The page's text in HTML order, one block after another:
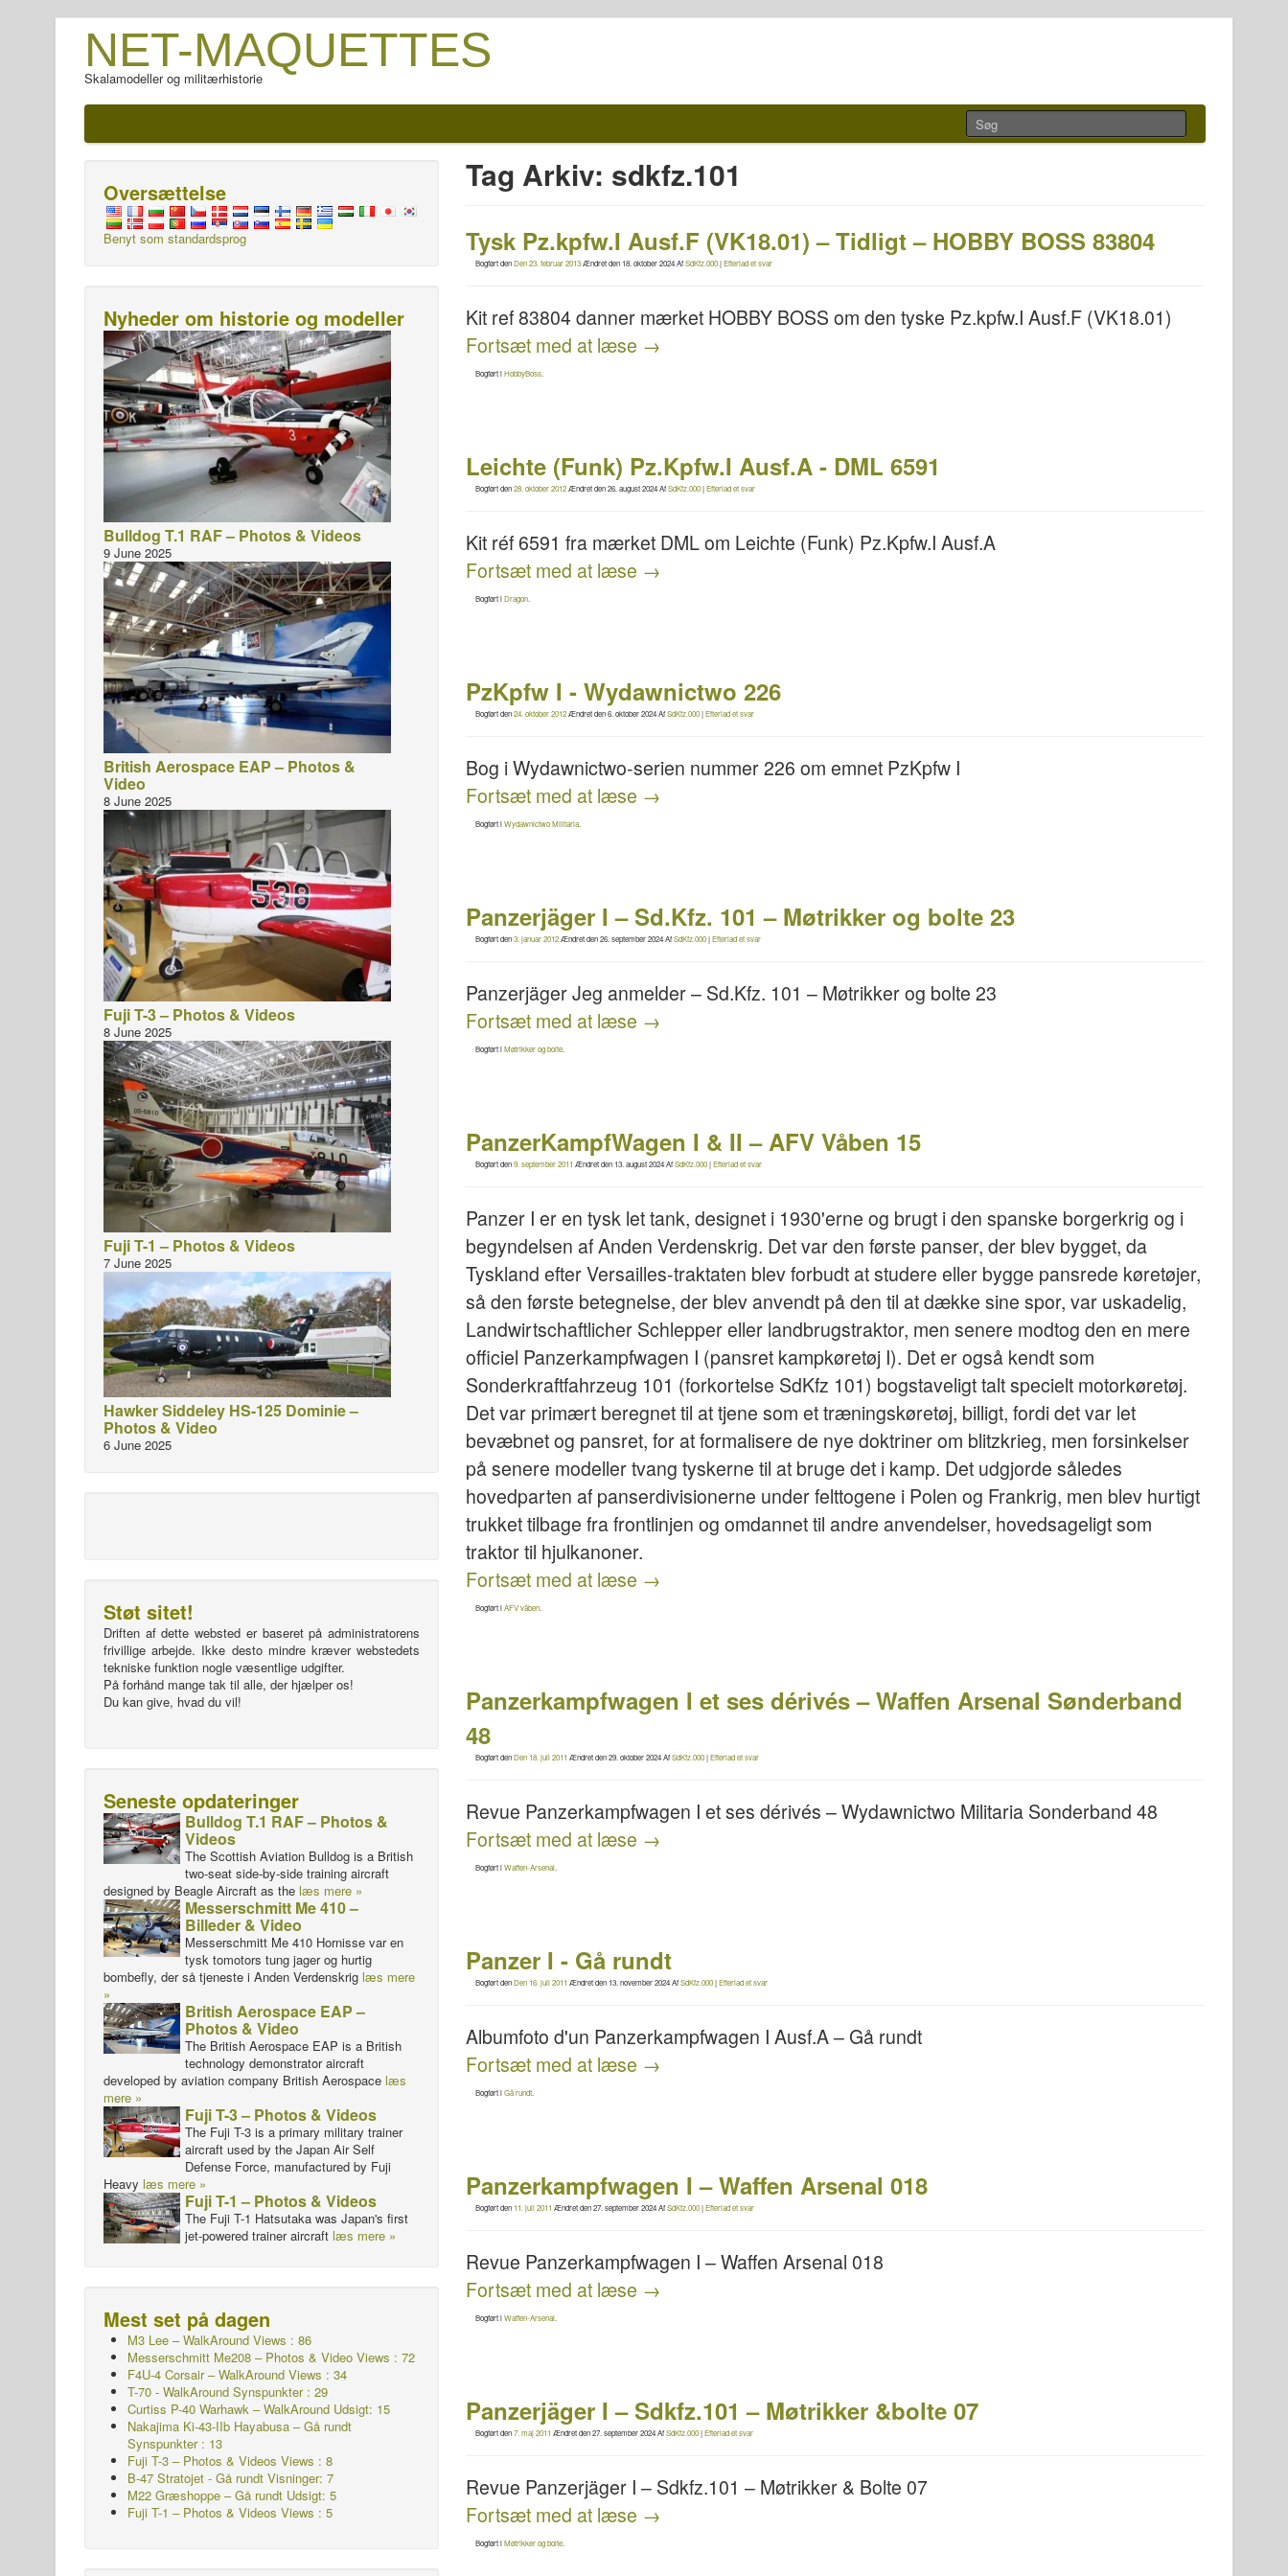
NET-MAQUETTES
Skalamodeller og militærhistorie
Tag Arkiv: sdkfz.101
Tysk Pz.kpfw.I Ausf.F (VK18.01) – Tidligt – HOBBY BOSS 83804
Bogført denDen 23. februar 2013Ændret den 18. oktober 2024AfSdKfz.000|Efterlad et svar
Kit ref 83804 danner mærket HOBBY BOSS om den tyske Pz.kpfw.I Ausf.F (VK18.01)
Fortsæt med at læse →
Bogført iHobbyBoss
Leichte (Funk) Pz.Kpfw.I Ausf.A - DML 6591
Bogført den28. oktober 2012Ændret den26. august 2024AfSdKfz.000|Efterlad et svar
Kit réf 6591 fra mærket DML om Leichte (Funk) Pz.Kpfw.I Ausf.A
Fortsæt med at læse →
Bogført iDragon
PzKpfw I - Wydawnictwo 226
Bogført den24. oktober 2012Ændret den6. oktober 2024AfSdKfz.000|Efterlad et svar
Bog i Wydawnictwo-serien nummer 226 om emnet PzKpfw I
Fortsæt med at læse →
Bogført iWydawnictwo Militaria
Panzerjäger I – Sd.Kfz. 101 – Møtrikker og bolte 23
Bogført den3. januar 2012Ændret den26. september 2024AfSdKfz.000|Efterlad et svar
Panzerjäger Jeg anmelder – Sd.Kfz. 101 – Møtrikker og bolte 23
Fortsæt med at læse →
Bogført iMøtrikker og bolte
PanzerKampfWagen I & II – AFV Våben 15
Bogført den9. september 2011 Ændret den 13. august 2024AfSdKfz.000|Efterlad et svar
Panzer I er en tysk let tank, designet i 1930'erne og brugt i den spanske borgerkrig og i
begyndelsen af Anden Verdenskrig. Det var den første panser, der blev bygget, da
Tyskland efter Versailles-traktaten blev forbudt at studere eller bygge pansrede køretøjer,
så den første betegnelse, der blev anvendt på den til at dække sine spor, var uskadelig,
Landwirtschaftlicher Schlepper eller landbrugstraktor, men senere modtog den en mere
officiel Panzerkampfwagen I (pansret kampkøretøj I). Det er også kendt som
Sonderkraftfahrzeug 101 (forkortelse SdKfz 101) bogstaveligt talt specielt motorkøretøj.
Det var primært beregnet til at tjene som et træningskøretøj, billigt, fordi det var let
bevæbnet og pansret, for at formalisere de nye doktriner om blitzkrieg, men forsinkelser
på senere modeller tvang tyskerne til at bruge det i kamp. Det udgjorde således
hovedparten af panserdivisionerne under felttogene i Polen og Frankrig, men blev hurtigt
trukket tilbage fra frontlinjen og omdannet til andre anvendelser, hovedsageligt som
traktor til hjulkanoner.
Fortsæt med at læse →
Bogført iAFV våben
Panzerkampfwagen I et ses dérivés – Waffen Arsenal Sønderband
48
Bogført denDen 18. juli 2011 Ændret den29. oktober 2024AfSdKfz.000|Efterlad et svar
Revue Panzerkampfwagen I et ses dérivés – Wydawnictwo Militaria Sonderband 48
Fortsæt med at læse →
Bogført iWaffen-Arsenal
Panzer I - Gå rundt
Bogført denDen 16. juli 2011 Ændret den 13. november 2024AfSdKfz.000|Efterlad et svar
Albumfoto d'un Panzerkampfwagen I Ausf.A – Gå rundt
Fortsæt med at læse →
Bogført iGå rundt
Panzerkampfwagen I – Waffen Arsenal 018
Bogført den 11. juli 2011 Ændret den27. september 2024AfSdKfz.000|Efterlad et svar
Revue Panzerkampfwagen I – Waffen Arsenal 018
Fortsæt med at læse →
Bogført iWaffen-Arsenal
Panzerjäger I – Sdkfz.101 – Møtrikker &bolte 07
Bogført den7. maj 2011 Ændret den27. september 2024AfSdKfz.000|Efterlad et svar
Revue Panzerjäger I – Sdkfz.101 – Møtrikker & Bolte 07
Fortsæt med at læse →
Bogført iMøtrikker og bolte
Oversættelse
Benyt som standardsprog
Nyheder om historie og modeller
Bulldog T.1 RAF – Photos & Videos
9 June 2025
British Aerospace EAP – Photos &
Video
8 June 2025
Fuji T-3 – Photos & Videos
8 June 2025
Fuji T-1 – Photos & Videos
7 June 2025
Hawker Siddeley HS-125 Dominie –
Photos & Video
6 June 2025
Støt sitet!
Driften af dette websted er baseret på administratorens
frivillige arbejde. Ikke desto mindre kræver webstedets
tekniske funktion nogle væsentlige udgifter.
På forhånd mange tak til alle, der hjælper os!
Du kan give, hvad du vil!
Seneste opdateringer
Bulldog T.1 RAF – Photos &
Videos
The Scottish Aviation Bulldog is a British
two-seat side-by-side training aircraft
designed by Beagle Aircraft as the læs mere »
Messerschmitt Me 410 –
Billeder & Video
Messerschmitt Me 410 Hornisse var en
tysk tomotors tung jager og hurtig
bombefly, der så tjeneste i Anden Verdenskrig læs mere
»
British Aerospace EAP –
Photos & Video
The British Aerospace EAP is a British
technology demonstrator aircraft
developed by aviation company British Aerospace læs
mere »
Fuji T-3 – Photos & Videos
The Fuji T-3 is a primary military trainer
aircraft used by the Japan Air Self
Defense Force, manufactured by Fuji
Heavy læs mere »
Fuji T-1 – Photos & Videos
The Fuji T-1 Hatsutaka was Japan's first
jet-powered trainer aircraft læs mere »
Mest set på dagen
M3 Lee – WalkAround Views : 86
Messerschmitt Me208 – Photos & Video Views : 72
F4U-4 Corsair – WalkAround Views : 34
T-70 - WalkAround Synspunkter : 29
Curtiss P-40 Warhawk – WalkAround Udsigt: 15
Nakajima Ki-43-IIb Hayabusa – Gå rundt
Synspunkter : 13
Fuji T-3 – Photos & Videos Views : 8
B-47 Stratojet - Gå rundt Visninger: 7
M22 Græshoppe – Gå rundt Udsigt: 5
Fuji T-1 – Photos & Videos Views : 5